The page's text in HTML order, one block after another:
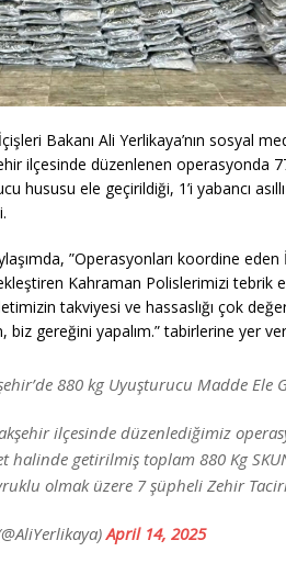
İçişleri Bakanı Ali Yerlikaya’nın sosyal
ilçesinde düzenlenen
hususu ele geçirildiği, 1’i yabancı
”Operasyonları koordine eden
Kahraman Polislerimizi tebrik
takviyesi ve hassaslığı çok
biz gereğini yapalım.” tabirlerine yer
880 kg Uyuşturucu Madde Ele
ilçesinde düzenlediğimiz
halinde getirilmiş toplam 880 Kg
olmak üzere 7 şüpheli Zehir
April 14, 2025